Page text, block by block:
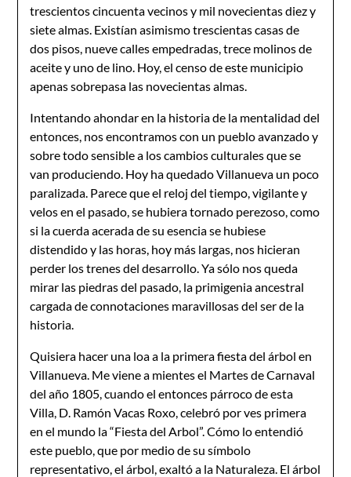
trescientos cincuenta vecinos y mil novecientas diez y
siete almas. Existían asimismo trescientas casas de
dos pisos, nueve calles empedradas, trece molinos de
aceite y uno de lino. Hoy, el censo de este municipio
apenas sobrepasa las novecientas almas.
Intentando ahondar en la historia de la mentalidad del
entonces, nos encontramos con un pueblo avanzado y
sobre todo sensible a los cambios culturales que se
van produciendo. Hoy ha quedado Villanueva un poco
paralizada. Parece que el reloj del tiempo, vigilante y
velos en el pasado, se hubiera tornado perezoso, como
si la cuerda acerada de su esencia se hubiese
distendido y las horas, hoy más largas, nos hicieran
perder los trenes del desarrollo. Ya sólo nos queda
mirar las piedras del pasado, la primigenia ancestral
cargada de connotaciones maravillosas del ser de la
historia.
Quisiera hacer una loa a la primera fiesta del árbol en
Villanueva. Me viene a mientes el Martes de Carnaval
del año 1805, cuando el entonces párroco de esta
Villa, D. Ramón Vacas Roxo, celebró por ves primera
en el mundo la “Fiesta del Arbol”. Cómo lo entendió
este pueblo, que por medio de su símbolo
representativo, el árbol, exaltó a la Naturaleza. El árbol